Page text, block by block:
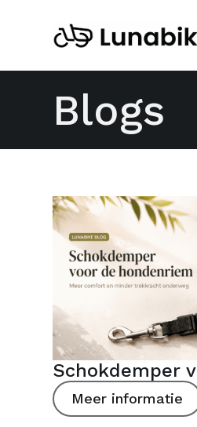
Blogs
Schokdemper
Meer informatie